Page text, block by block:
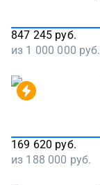
847 245 руб.
из 1 000 000 руб.
169 620 руб.
из 188 000 руб.